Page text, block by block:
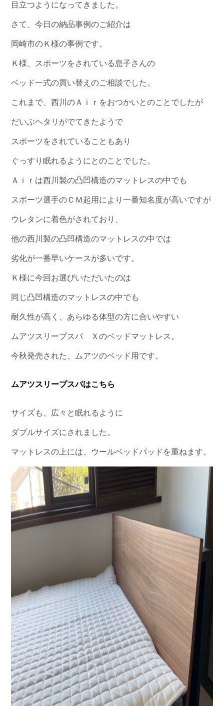
目立つようになってきました。
さて、今日の納品事例のご紹介は
岡崎市のＫ様の事例です。
Ｋ様、スポーツをされている息子さんの
ベッド一式の買い替えのご相談でした。
これまで、西川のＡｉｒをおつかいとのことでしたが
だいぶヘタリがでてきたようで
スポーツをされていることもあり
ぐっすり眠れるようにとのことでした。
Ａｉｒは西川製の凸凹構造のマットレスの中でも
スポーツ選手のＣＭ起用により一番知名度が高いですが
ウレタンに着色がされており、
他の西川製の凸凹構造のマットレスの中では
劣化が一番早いケースが多いです。
Ｋ様に今回お選びいただいたのは
同じ凸凹構造のマットレスの中でも
耐久性が高く、あらゆる体型の方に合いやすい
ムアツスリープスパ Ｘのベッドマットレス。
今秋発売された、ムアツのベッド用です。
ムアツスリープスパはこちら
サイズも、広々と眠れるように
ダブルサイズにされました。
マットレスの上には、ウールベッドパッドを重ねます。